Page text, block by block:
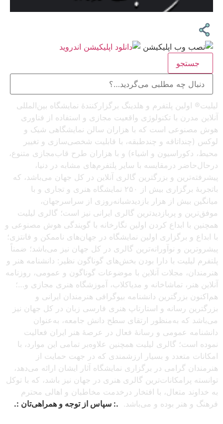
جستجو
لیلیت® اولین پلتفرم و هلدینگ برگزارکنندهٔ نمایشگاه بین‌المللی
آنلاین مدرن با تکنولوژی واقعیت مجازی و استفاده از فناوری
هوش مصنوعی است که با هزاران سالن نمایشگاهی شیک و
لوکس (چنداتاقه و چندطبقه، با قابلیت شخصی‌سازی و تغییر
محیط، دکوراسیون و اشیاء) و با هزاران طرح قاب‌مجازی متنوع،
درحال‌حاضر درمقایسه با سایر پلتفرم‌های مشابه در دنیا،
پیشرفته‌ترین و بزرگترین گالری آنلاین در کل جهان می‌باشد، که
باتجربهٔ برگزاری بیش از ۲۵۰ نمایشگاه هنری و تجاری و با
میانگین بیش از هزار بازدیدشبانه‌روزی از سراسرجهان،
موفق‌ترین و پربازدیدترین گالری ایرانی نیز است؛ گالری لیلیت
همچنین با ابداع کردن اولین نگارخانه با گویندگی هوش مصنوعی و
با ابداع و برگزاری اولین نمایشگاه در جهان‌های ناممکن و فانتزی؛
پیشروترین و نوآورانه‌ترین گالری در کل جهان نیز می‌باشد؛ ضمناً
پلتفرم لیلیت با دارا بودن بخش‌های گوناگون نظیر: دانشنامه هنر و
هنرمندان، مجلات آنلاین با موضوعات گوناگون و عمومی، روزنامه
آنلاین هنر، تماشاخانه و مدیاکلاب، آموزشگاه هنری مجازی و…؛
هم‌اکنون بزرگترین دانشنامه بیوگرافی هنرمندان ایرانی و
بزرگترین رسانه و استارتاپ هنری فارسی زبان در کل جهان نیز
می‌باشد که به‌منظور ارتقای سطح دانش جامعه، به‌عنوان
دانشنامه عمومی و رسانهٔ فعال در عرصهٔ هنر ایران فعالیت
نموده است؛ گالری لیلیت همچنین علاوه‌بر تمامی این موارد، با
امکانات متعدد و بسیار ارزشمندی که در جهت حمایت از
هنرمندان گرامی در برگزاری نمایشگاه آثار ایشان ارائه می‌دهد،
توانسته پرامکانات‌ترین گالری هنری در جهان نیز باشد، که با توکل
به خداوند متعال، با افتخار درخدمت مخاطبان و اهالی محترم
فرهنگ و هنر بوده و می‌باشد. .: سپاس از توجه و همراهی‌تان :.